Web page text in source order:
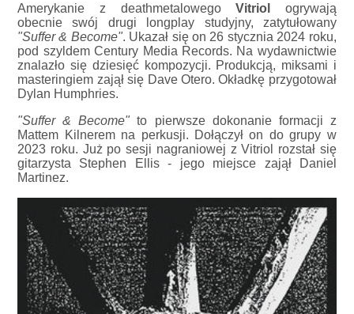
Amerykanie z deathmetalowegoVitriol
ogrywają
obecnie swój drugi longplay studyjny, zatytułowany
"Suffer & Become". Ukazał się on 26 stycznia 2024 roku,
pod szyldem Century Media Records. Na wydawnictwie
znalazło się dziesięć kompozycji. Produkcją, miksami i
masteringiem zajął się Dave Otero. Okładkę przygotował
Dylan Humphries.
"Suffer & Become"to pierwsze dokonanie formacji z
Mattem Kilnerem na perkusji. Dołączył on do grupy w
2023 roku. Już po sesji nagraniowej z Vitriol rozstał się
gitarzysta Stephen Ellis - jego miejsce zajął Daniel
Martinez.